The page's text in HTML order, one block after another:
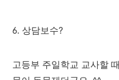
6. 상담보수?
고등부 주일학교 교사할